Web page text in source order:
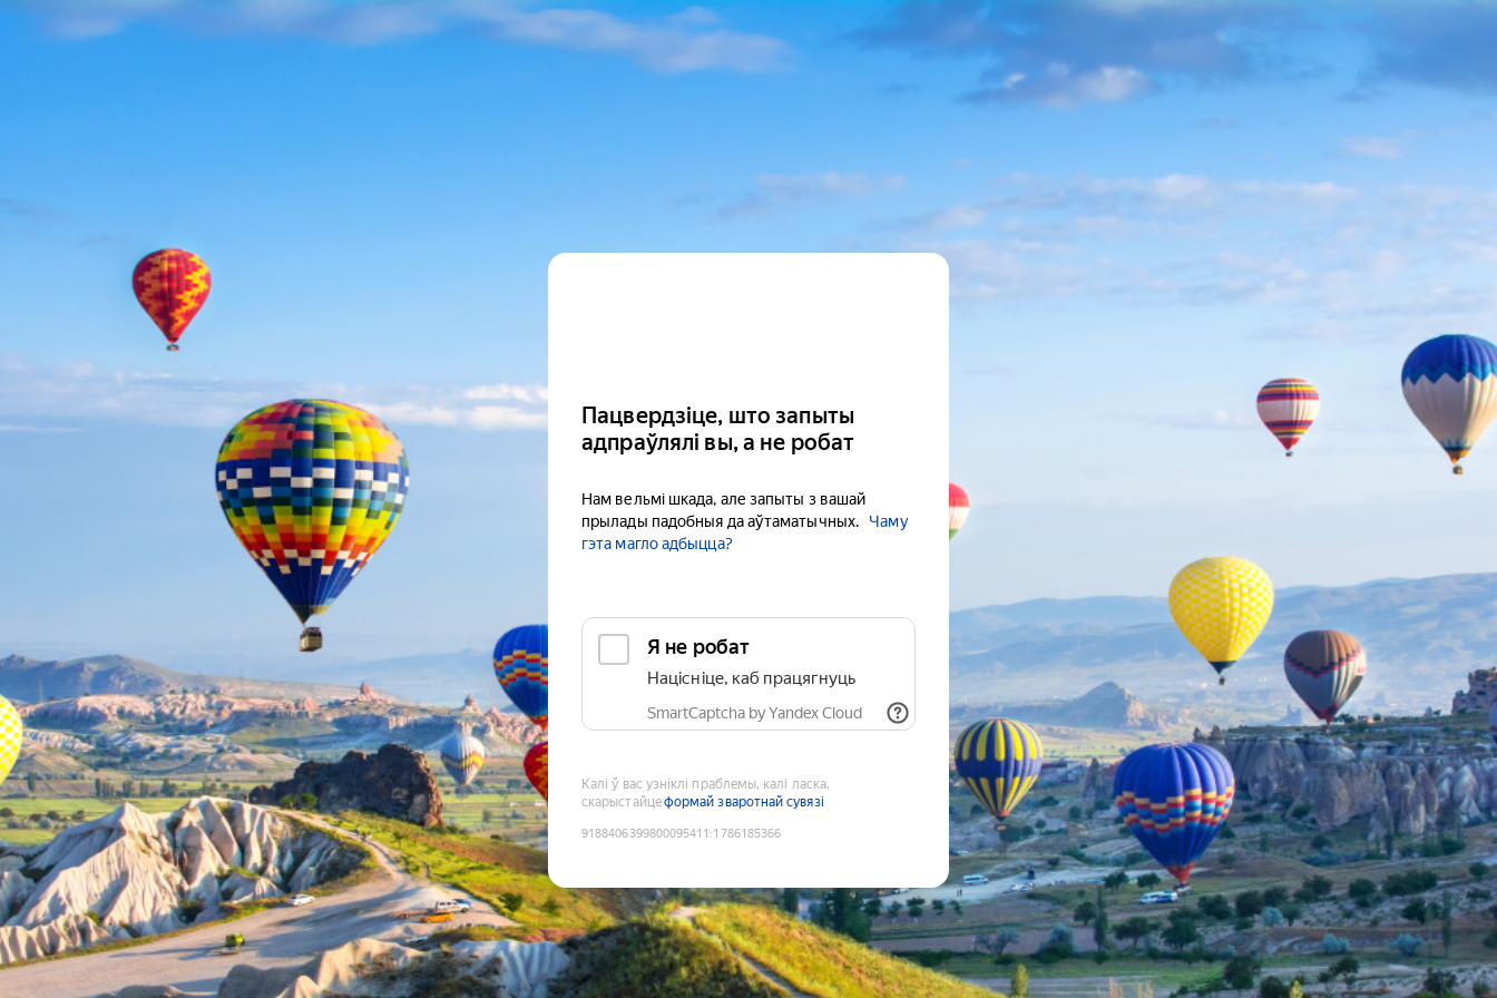
Пацвердзіце, што запыты
адпраўлялі вы, а не робат
Нам вельмі шкада, але запыты з вашай
прылады падобныя да аўтаматычных.
Чаму
гэта магло адбыцца?
Я не робат
Націсніце, каб працягнуць
SmartCaptcha by Yandex Cloud
Калі ў вас узніклі праблемы, калі ласка,
скарыстайцеформай зваротнай сувязі
9188406399800095411 :1786185366